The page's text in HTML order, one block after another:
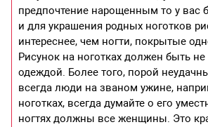
предпочтение нарощенным то у вас
и для украшения родных ноготков
интереснее, чем ногти, покрытые
Рисунок на ноготках должен быть
одеждой. Более того, порой
всегда люди на званом ужине,
ноготках, всегда думайте о его
ногтях должны все женщины. Это